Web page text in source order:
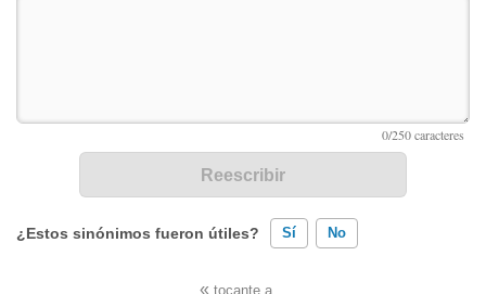
¿Estos sinónimos fueron útiles? Sí No
« tocante a